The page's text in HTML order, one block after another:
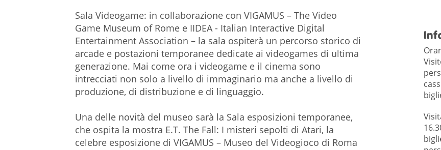
Sala Videogame: in collaborazione con VIGAMUS – The Video
Game Museum of Rome e IIDEA - Italian Interactive Digital
Entertainment Association – la sala ospiterà un percorso storico di
arcade e postazioni temporanee dedicate ai videogames di ultima
generazione. Mai come ora i videogame e il cinema sono
intrecciati non solo a livello di immaginario ma anche a livello di
produzione, di distribuzione e di linguaggio.
Una delle novità del museo sarà la Sala esposizioni temporanee,
che ospita la mostra E.T. The Fall: I misteri sepolti di Atari, la
celebre esposizione di VIGAMUS – Museo del Videogioco di Roma